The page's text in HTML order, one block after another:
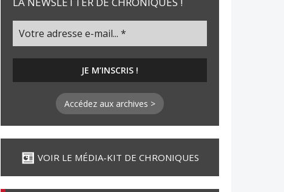
Accédez aux archives >
VOIR LE MÉDIA-KIT DE CHRONIQUES